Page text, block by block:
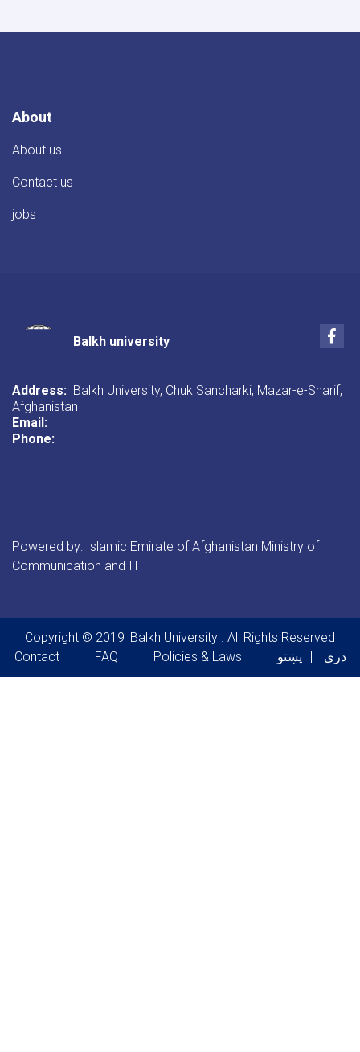
About
About us
Contact us
jobs
Balkh university
Address: Balkh University, Chuk Sancharki, Mazar-e-Sharif,
Afghanistan
Email:
Phone:
Powered by: Islamic Emirate of Afghanistan Ministry of
Communication and IT
Copyright © 2019 |Balkh University . All Rights Reserved
Footer menu
Contact FAQ Policies & Laws پښتو دری